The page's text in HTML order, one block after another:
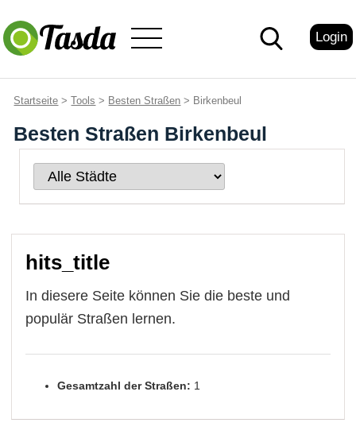
Login
Startseite >Tools > Besten Straßen > Birkenbeul
Besten Straßen Birkenbeul
hits_title
In diesere Seite können Sie die beste und
populär Straßen lernen.
Gesamtzahl der Straßen: 1